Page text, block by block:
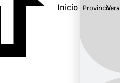
Inicio Provincia: